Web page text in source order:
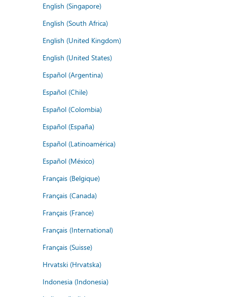
English (Singapore)
English (South Africa)
English (United Kingdom)
English (United States)
Español (Argentina)
Español (Chile)
Español (Colombia)
Español (España)
Español (Latinoamérica)
Español (México)
Français (Belgique)
Français (Canada)
Français (France)
Français (International)
Français (Suisse)
Hrvatski (Hrvatska)
Indonesia (Indonesia)